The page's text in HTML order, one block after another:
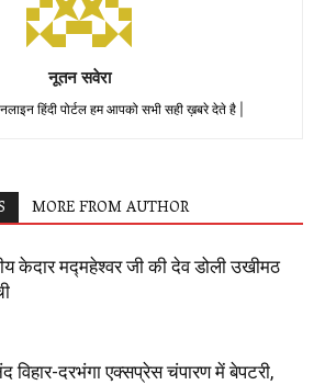
नूतन सवेरा
हिंदी पोर्टल हम आपको सभी सही ख़बरे देते है |
MORE FROM AUTHOR
केदार मद्महेश्वर जी की देव डोली उखीमठ
विहार-दरभंगा एक्सप्रेस चंपारण में बेपटरी,